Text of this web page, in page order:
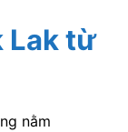
Lak từ
nằm